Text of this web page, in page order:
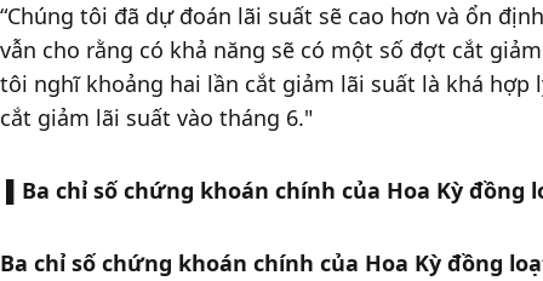
“Chúng tôi đã dự đoán lãi suất sẽ cao hơn và ổn
vẫn cho rằng có khả năng sẽ có một số đợt cắt
tôi nghĩ khoảng hai lần cắt giảm lãi suất là khá hợp
cắt giảm lãi suất vào tháng 6."
Ba chỉ số chứng khoán chính của Hoa Kỳ đồng
Ba chỉ số chứng khoán chính của Hoa Kỳ đồng